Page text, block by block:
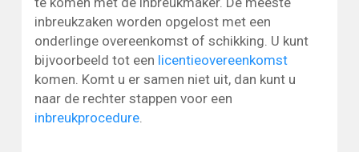
inbreukzaken worden opgelost met een
onderlinge overeenkomst of schikking. U kunt
bijvoorbeeld tot een licentieovereenkomst
komen. Komt u er samen niet uit, dan kunt u
naar de rechter stappen voor een
inbreukprocedure.